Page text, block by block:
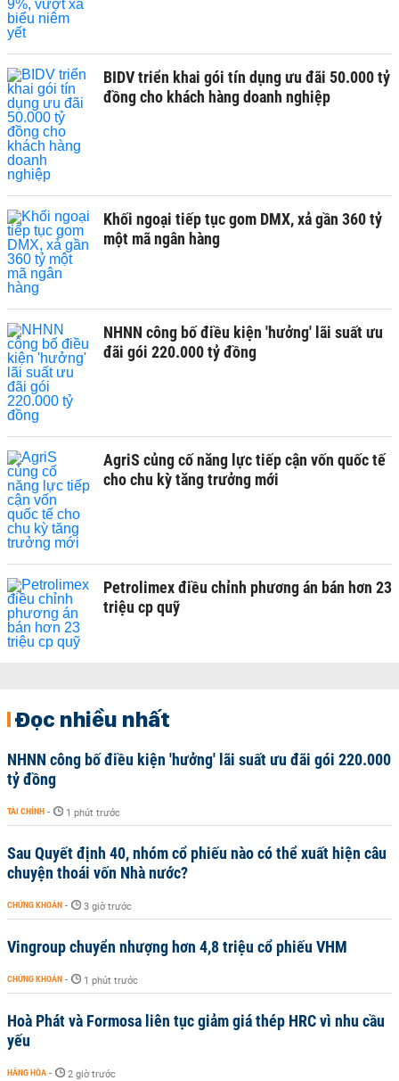
BIDV triển khai gói tín dụng ưu đãi 50.000 tỷ
đồng cho khách hàng doanh nghiệp
Khối ngoại tiếp tục gom DMX, xả gần 360 tỷ
một mã ngân hàng
NHNN công bố điều kiện 'hưởng' lãi suất ưu
đãi gói 220.000 tỷ đồng
AgriS củng cố năng lực tiếp cận vốn quốc tế
cho chu kỳ tăng trưởng mới
Petrolimex điều chỉnh phương án bán hơn 23
triệu cp quỹ
Đọc nhiều nhất
NHNN công bố điều kiện 'hưởng' lãi suất ưu đãi gói 220.000
tỷ đồng
TÀI CHÍNH - 1 phút trước
Sau Quyết định 40, nhóm cổ phiếu nào có thể xuất hiện câu
chuyện thoái vốn Nhà nước?
CHỨNG KHOÁN - 3 giờ trước
Vingroup chuyển nhượng hơn 4,8 triệu cổ phiếu VHM
CHỨNG KHOÁN - 1 phút trước
Hoà Phát và Formosa liên tục giảm giá thép HRC vì nhu cầu
yếu
HÀNG HÓA - 2 giờ trước